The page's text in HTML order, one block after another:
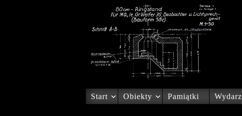
Start Obiekty Pamiątki